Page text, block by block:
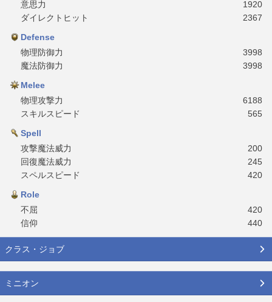
意思力
1920
ダイレクトヒット
2367
Defense
物理防御力
3998
魔法防御力
3998
Melee
物理攻撃力
6188
スキルスピード
565
Spell
攻撃魔法威力
200
回復魔法威力
245
スペルスピード
420
Role
不屈
420
信仰
440
クラス・ジョブ
ミニオン